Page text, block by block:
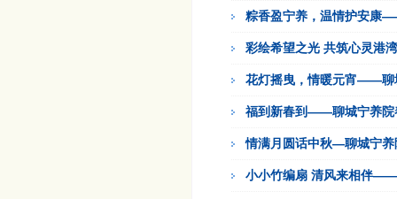
粽香盈宁养，温情护安康
彩绘希望之光 共筑心灵港
花灯摇曳，情暖元宵——聊
福到新春到——聊城宁养院
情满月圆话中秋—聊城宁养
小小竹编扇 清风来相伴